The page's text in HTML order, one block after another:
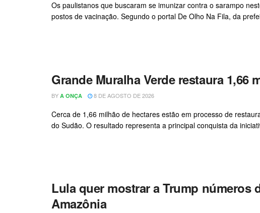
Os paulistanos que buscaram se imunizar contra o sarampo
postos de vacinação. Segundo o portal De Olho Na Fila, da
Grande Muralha Verde restaura 1,66
BY A ONÇA 8 DE AGOSTO DE 2026
Cerca de 1,66 milhão de hectares estão em processo de
do Sudão. O resultado representa a principal conquista da
Lula quer mostrar a Trump números
Amazônia